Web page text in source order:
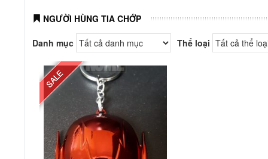
NGƯỜI HÙNG TIA CHỚP
Danh mục Thể loại
SALE